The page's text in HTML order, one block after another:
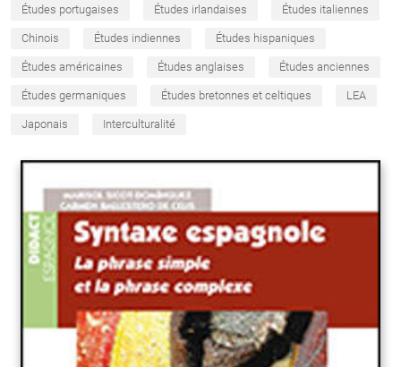
Études portugaises Études irlandaises Études italiennes
Chinois Études indiennes Études hispaniques
Études américaines Études anglaises Études anciennes
Études germaniques Études bretonnes et celtiques LEA
Japonais Interculturalité